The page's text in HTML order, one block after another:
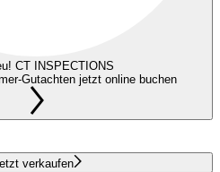
CT INSPECTIONS
Gutachten jetzt online buchen
verkaufen